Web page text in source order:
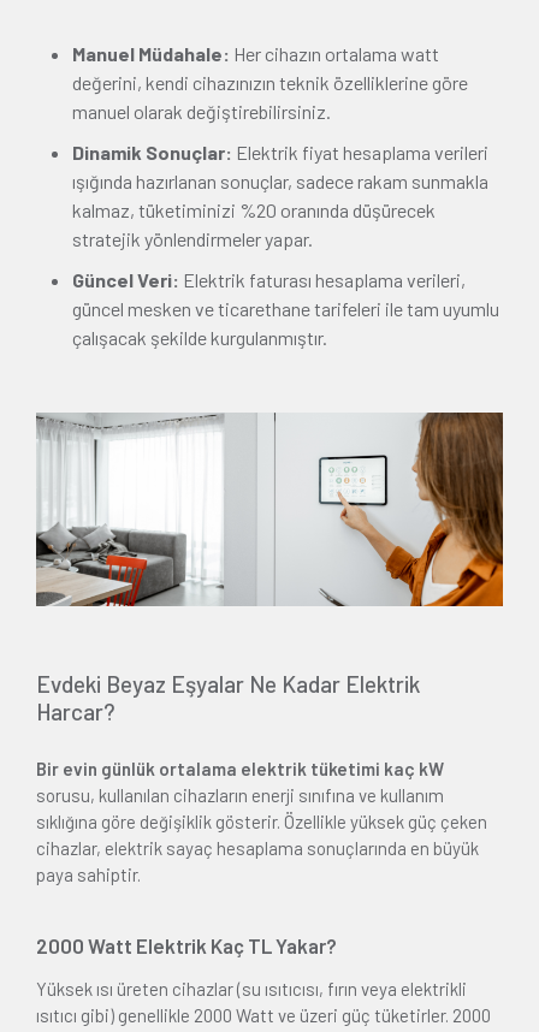
Manuel Müdahale: Her cihazın ortalama watt
değerini, kendi cihazınızın teknik özelliklerine göre
manuel olarak değiştirebilirsiniz.
Dinamik Sonuçlar: Elektrik fiyat hesaplama verileri
ışığında hazırlanan sonuçlar, sadece rakam sunmakla
kalmaz, tüketiminizi %20 oranında düşürecek
stratejik yönlendirmeler yapar.
Güncel Veri: Elektrik faturası hesaplama verileri,
güncel mesken ve ticarethane tarifeleri ile tam uyumlu
çalışacak şekilde kurgulanmıştır.
Evdeki Beyaz Eşyalar Ne Kadar Elektrik
Harcar?
Bir evin günlük ortalama elektrik tüketimi kaç kW
sorusu, kullanılan cihazların enerji sınıfına ve kullanım
sıklığına göre değişiklik gösterir. Özellikle yüksek güç çeken
cihazlar, elektrik sayaç hesaplama sonuçlarında en büyük
paya sahiptir.
2000 Watt Elektrik Kaç TL Yakar?
Yüksek ısı üreten cihazlar (su ısıtıcısı, fırın veya elektrikli
ısıtıcı gibi) genellikle 2000 Watt ve üzeri güç tüketirler. 2000